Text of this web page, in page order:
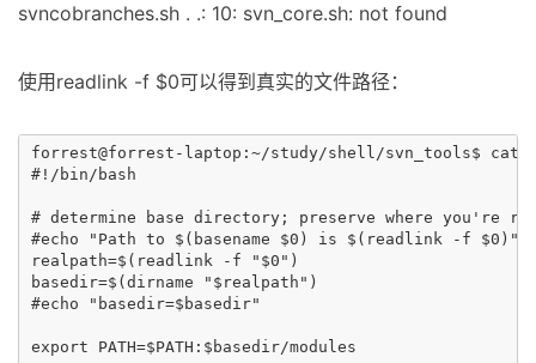
svncobranches.sh . .: 10: svn_core.sh: not found
使用readlink -f $0可以得到真实的文件路径：
forrest@forrest-laptop:~/study/shell/svn_tools$ cat
#!/bin/bash
# determine base directory; preserve where you're
#echo "Path to $(basename $0) is $(readlink -f $0)"
realpath=$(readlink -f "$0")
basedir=$(dirname "$realpath")
#echo "basedir=$basedir"
export PATH=$PATH:$basedir/modules